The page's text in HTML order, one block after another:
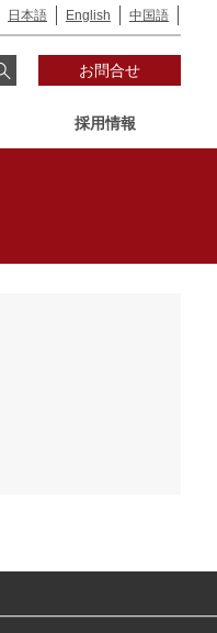
日本語 English 中国語
お問合せ
採用情報